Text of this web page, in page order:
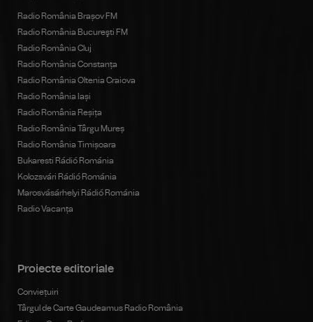
Radio România Brașov FM
Radio România Bucureşti FM
Radio România Cluj
Radio România Constanța
Radio România Oltenia Craiova
Radio România Iași
Radio România Reșița
Radio România Târgu Mureș
Radio România Timișoara
Bukaresti Rádió Románia
Kolozsvári Rádió Románia
Marosvásárhelyi Rádió Románia
Radio Vacanța
Proiecte editoriale
Conviețuiri
Târgul de Carte Gaudeamus Radio România